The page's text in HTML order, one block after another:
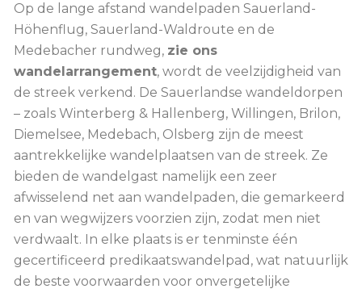
Op de lange afstand wandelpaden Sauerland-
Höhenflug, Sauerland-Waldroute en de
Medebacher rundweg, zie ons
wandelarrangement, wordt de veelzijdigheid van
de streek verkend. De Sauerlandse wandeldorpen
– zoals Winterberg & Hallenberg, Willingen, Brilon,
Diemelsee, Medebach, Olsberg zijn de meest
aantrekkelijke wandelplaatsen van de streek. Ze
bieden de wandelgast namelijk een zeer
afwisselend net aan wandelpaden, die gemarkeerd
en van wegwijzers voorzien zijn, zodat men niet
verdwaalt. In elke plaats is er tenminste één
gecertificeerd predikaatswandelpad, wat natuurlijk
de beste voorwaarden voor onvergetelijke